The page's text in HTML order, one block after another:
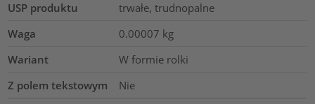
USP produktu
trwałe, trudnopalne
Waga
0.00007 kg
Wariant
W formie rolki
Z polem tekstowym
Nie